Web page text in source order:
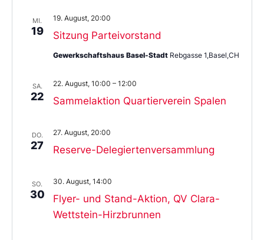
MI.
19 Sitzung Parteivorstand
19. August, 20:00
Gewerkschaftshaus Basel-Stadt Rebgasse 1,Basel,CH
SA.
22 Sammelaktion Quartierverein Spalen
22. August, 10:00 – 12:00
DO.
27 Reserve-Delegiertenversammlung
27. August, 20:00
SO.
30
Flyer- und Stand-Aktion, QV Clara-
Wettstein-Hirzbrunnen
30. August, 14:00